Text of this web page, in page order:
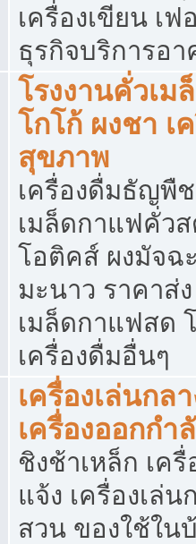
เครื่องเขียน เ
ธุรกิจบริการอ
โรงงานคั่วเม
โกโก้ ผงชา เ
สุขภาพ
เครื่องดื่มธัญพื
เมล็ดกาแฟคั่ว
โอติคส์ ผงมัจฉ
มะนาว ราคาส่
เมล็ดกาแฟสด
เครื่องดื่มอื่นๆ
เครื่องเล่นกล
เครื่องออกกำ
ชิงช้าเหล็ก เค
แจ้ง เครื่องเล่น
สวน ของใช้ใน